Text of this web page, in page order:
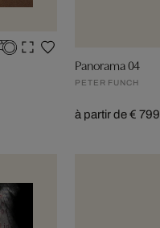
Panorama 04
PETER FUNCH
à partir de € 799